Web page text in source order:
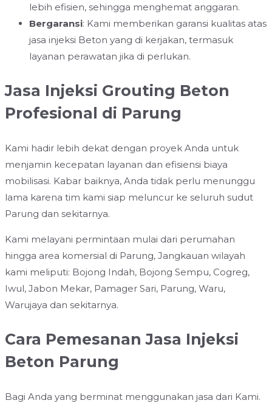
lebih efisien, sehingga menghemat anggaran.
Bergaransi: Kami memberikan garansi kualitas atas
jasa injeksi Beton yang di kerjakan, termasuk
layanan perawatan jika di perlukan.
Jasa Injeksi Grouting Beton
Profesional di Parung
Kami hadir lebih dekat dengan proyek Anda untuk
menjamin kecepatan layanan dan efisiensi biaya
mobilisasi. Kabar baiknya, Anda tidak perlu menunggu
lama karena tim kami siap meluncur ke seluruh sudut
Parung dan sekitarnya.
Kami melayani permintaan mulai dari perumahan
hingga area komersial di Parung, Jangkauan wilayah
kami meliputi: Bojong Indah, Bojong Sempu, Cogreg,
Iwul, Jabon Mekar, Pamager Sari, Parung, Waru,
Warujaya dan sekitarnya.
Cara Pemesanan Jasa Injeksi
Beton Parung
Bagi Anda yang berminat menggunakan jasa dari Kami.